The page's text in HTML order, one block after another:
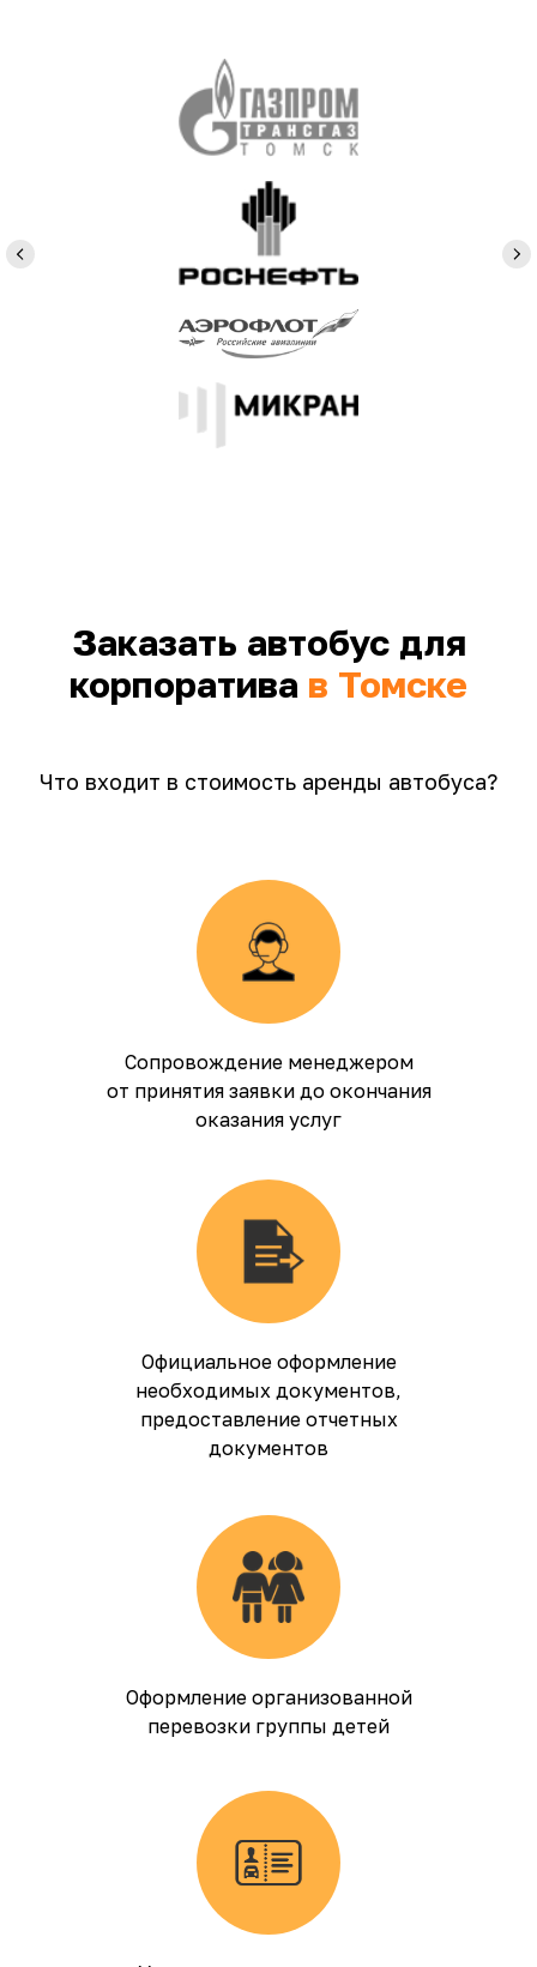
Заказать автобус для
корпоратива в Томске
Что входит в стоимость аренды автобуса?
Сопровождение менеджером
от принятия заявки до окончания
оказания услуг
Официальное оформление
необходимых документов,
предоставление отчетных
документов
Оформление организованной
перевозки группы детей